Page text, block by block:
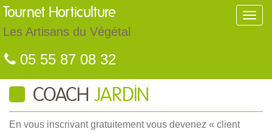
Tournet Horticulture
Les Artisans du Végétal
05 55 87 08 32
COACH JARDIN
En vous inscrivant gratuitement vous devenez « client